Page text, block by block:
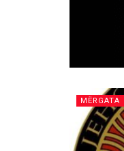
MËRGATA